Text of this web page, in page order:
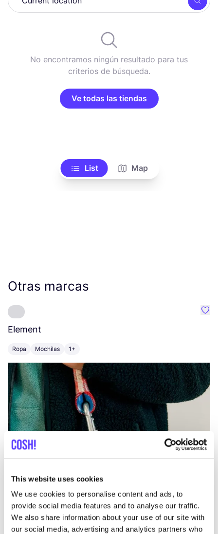
This website uses cookies
We use cookies to personalise content and ads, to
provide social media features and to analyse our traffic.
We also share information about your use of our site with
our social media, advertising and analytics partners who
No encontramos ningún resultado para tus
criterios de búsqueda.
Ve todas las tiendas
List Map
Otras marcas
Element
Ropa Mochilas 1+